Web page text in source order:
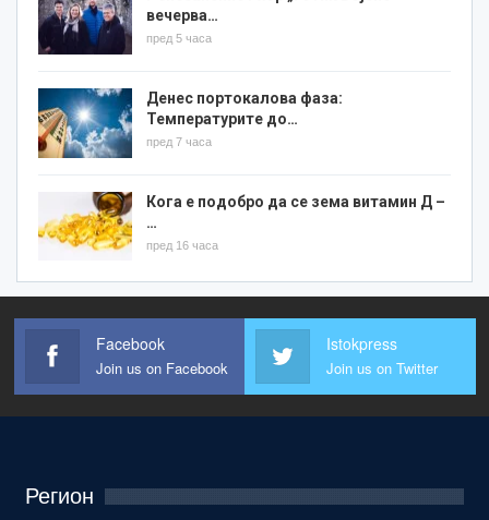
вечерва…
пред 5 часа
Денес портокалова фаза:
Температурите до…
пред 7 часа
Кога е подобро да се зема витамин Д –
…
пред 16 часа
Facebook
Join us on Facebook
Istokpress
Join us on Twitter
Регион